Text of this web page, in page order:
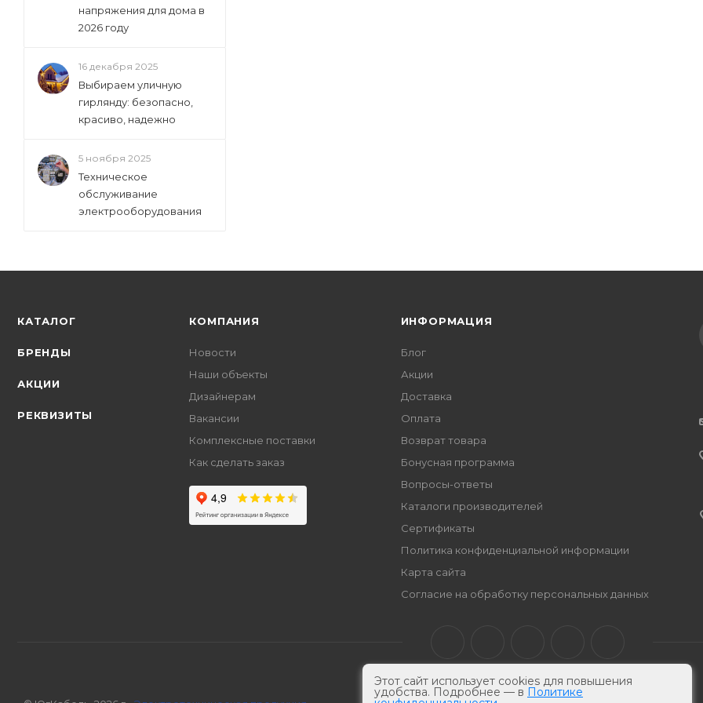
напряжения для дома в
2026 году
16 декабря 2025
Выбираем уличную
гирлянду: безопасно,
красиво, надежно
5 ноября 2025
Техническое
обслуживание
электрооборудования
КАТАЛОГ
БРЕНДЫ
АКЦИИ
РЕКВИЗИТЫ
КОМПАНИЯ
Новости
Наши объекты
Дизайнерам
Вакансии
Комплексные поставки
Как сделать заказ
ИНФОРМАЦИЯ
Блог
Акции
Доставка
Оплата
Возврат товара
Бонусная программа
Вопросы-ответы
Каталоги производителей
Сертификаты
Политика конфиденциальной информации
Карта сайта
Согласие на обработку персональных данных
Этот сайт использует cookies для повышения
удобства. Подробнее — в Политике